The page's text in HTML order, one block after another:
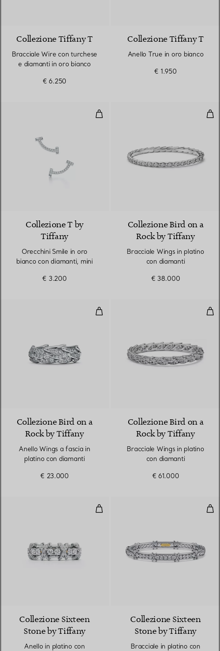
Collezione Tiffany T
Bracciale Wire con turchese
e diamanti in oro bianco
€ 6.250
Collezione Tiffany T
Anello True in oro bianco
€ 1.950
Orecchini Smile in oro bianco
Collezione T by
Tiffany
Orecchini Smile in oro
bianco con diamanti, mini
€ 3.200
Collezione Bird on a
Rock by Tiffany
Bracciale Wings in platino
con diamanti
€ 38.000
Anello Wings a fascia in platino
Collezione Bird on a
Rock by Tiffany
Anello Wings a fascia in
platino con diamanti
€ 23.000
Collezione Bird on a
Rock by Tiffany
Bracciale Wings in platino
con diamanti
€ 61.000
Anello in platino con diamanti
Collezione Sixteen
Stone by Tiffany
Anello in platino con
Collezione Sixteen
Stone by Tiffany
Bracciale in platino con